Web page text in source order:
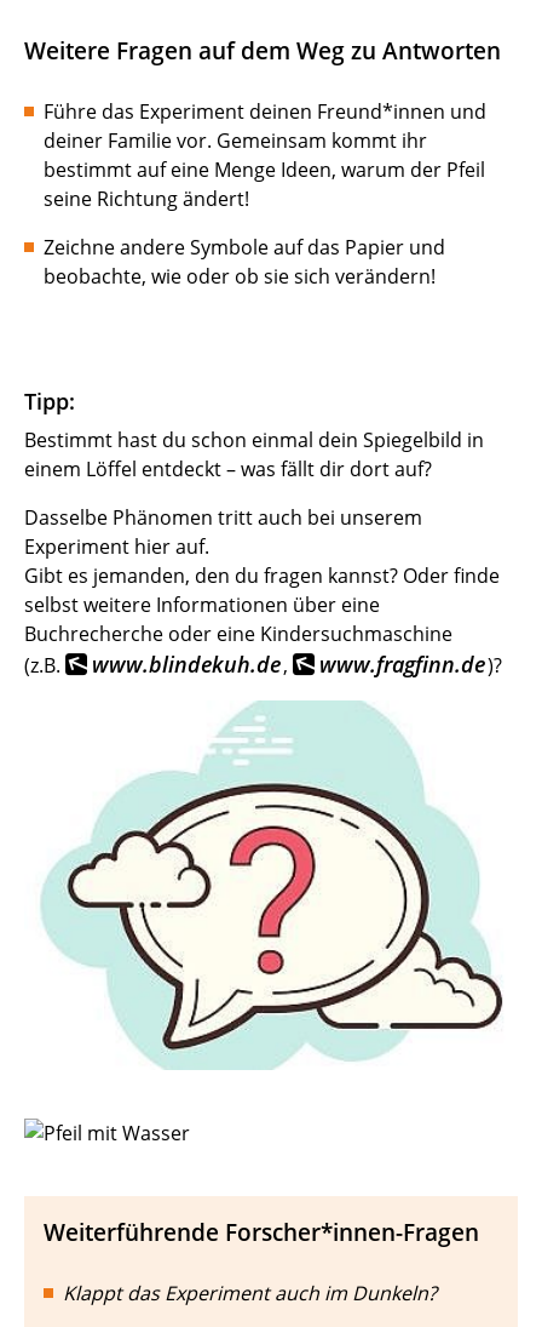
Weitere Fragen auf dem Weg zu Antworten
Führe das Experiment deinen Freund*innen und
deiner Familie vor. Gemeinsam kommt ihr
bestimmt auf eine Menge Ideen, warum der Pfeil
seine Richtung ändert!
Zeichne andere Symbole auf das Papier und
beobachte, wie oder ob sie sich verändern!
Tipp:
Bestimmt hast du schon einmal dein Spiegelbild in
einem Löffel entdeckt – was fällt dir dort auf?
Dasselbe Phänomen tritt auch bei unserem
Experiment hier auf.
Gibt es jemanden, den du fragen kannst? Oder finde
selbst weitere Informationen über eine
Buchrecherche oder eine Kindersuchmaschine
(z.B.
www.blindekuh.de, www.fragfinn.de)?
Weiterführende Forscher*innen-Fragen
Klappt das Experiment auch im Dunkeln?